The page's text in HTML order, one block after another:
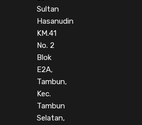
Sultan
Hasanudin
KM.41
No. 2
Blok
E2A,
Tambun,
Kec.
Tambun
Selatan,